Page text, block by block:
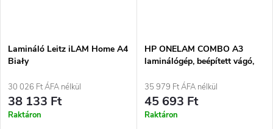
Lamináló Leitz iLAM Home A4
Biały
30 026 Ft ÁFA nélkül
38 133 Ft
Raktáron
HP ONELAM COMBO A3
laminálógép, beépített vágó,
cm/perc, fehér
35 979 Ft ÁFA nélkül
45 693 Ft
Raktáron